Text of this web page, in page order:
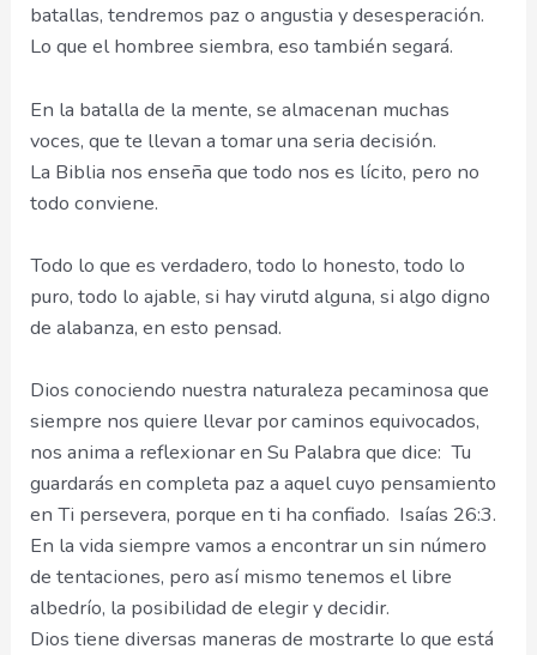
batallas, tendremos paz o angustia y desesperación.
Lo que el hombree siembra, eso también segará.
En la batalla de la mente, se almacenan muchas
voces, que te llevan a tomar una seria decisión.
La Biblia nos enseña que todo nos es lícito, pero no
todo conviene.
Todo lo que es verdadero, todo lo honesto, todo lo
puro, todo lo ajable, si hay virutd alguna, si algo digno
de alabanza, en esto pensad.
Dios conociendo nuestra naturaleza pecaminosa que
siempre nos quiere llevar por caminos equivocados,
nos anima a reflexionar en Su Palabra que dice: Tu
guardarás en completa paz a aquel cuyo pensamiento
en Ti persevera, porque en ti ha confiado. Isaías 26:3.
En la vida siempre vamos a encontrar un sin número
de tentaciones, pero así mismo tenemos el libre
albedrío, la posibilidad de elegir y decidir.
Dios tiene diversas maneras de mostrarte lo que está